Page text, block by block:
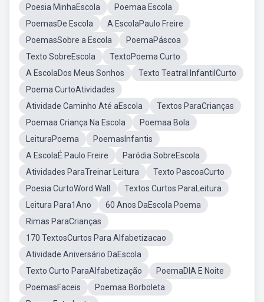
Poesia MinhaEscola
Poemaa Escola
PoemasDe Escola
A EscolaPaulo Freire
PoemasSobre a Escola
PoemaPáscoa
Texto SobreEscola
TextoPoema Curto
A EscolaDos Meus Sonhos
Texto Teatral InfantilCurto
Poema CurtoAtividades
Atividade Caminho Até aEscola
Textos ParaCrianças
Poemaa Criança Na Escola
Poemaa Bola
LeituraPoema
PoemasInfantis
A EscolaÉ Paulo Freire
Paródia SobreEscola
Atividades ParaTreinar Leitura
Texto PascoaCurto
Poesia CurtoWord Wall
Textos Curtos ParaLeitura
Leitura Para1Ano
60 Anos DaEscola Poema
Rimas ParaCrianças
170 TextosCurtos Para Alfabetizacao
Atividade Aniversário DaEscola
Texto Curto ParaAlfabetização
PoemaDIA E Noite
PoemasFaceis
Poemaa Borboleta